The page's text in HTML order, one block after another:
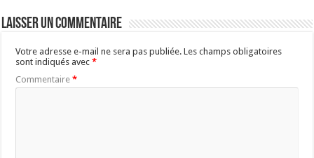
Laisser un commentaire
Votre adresse e-mail ne sera pas publiée. Les champs obligatoires
sont indiqués avec*
Commentaire*